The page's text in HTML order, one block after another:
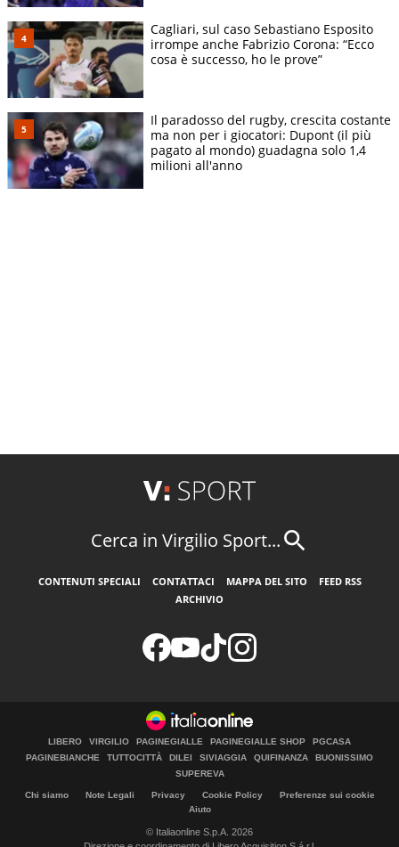
Cagliari, sul caso Sebastiano Esposito
irrompe anche Fabrizio Corona: “Ecco
cosa è successo, ho le prove”
Il paradosso del rugby, crescita costante
ma non per i giocatori: Dupont (il più
pagato al mondo) guadagna solo 1,4
milioni all'anno
Cerca in Virgilio Sport...
CONTENUTI SPECIALI CONTATTACI MAPPA DEL SITO
FEED RSS
ARCHIVIO
LIBERO VIRGILIO PAGINEGIALLE PAGINEGIALLE SHOP
PGCASA
PAGINEBIANCHE
TUTTOCITTÀ DILEI SIVIAGGIA QUIFINANZA
BUONISSIMO
SUPEREVA
Chi siamo Note Legali Privacy Cookie Policy
Preferenze sui cookie
Aiuto
© Italiaonline S.p.A. 2026